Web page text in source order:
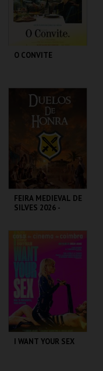
COMPRAR
O CONVITE
CASA DO CINEMA
DE COIMBRA
MAIS INFO
COMPRAR
FEIRA MEDIEVAL DE
SILVES 2026 -
CENTRO HISTÓRICO
SILVES
MAIS INFO
COMPRAR
I WANT YOUR SEX